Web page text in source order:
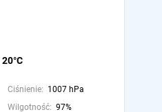
20°C
Ciśnienie: 1007 hPa
Wilgotność: 97%